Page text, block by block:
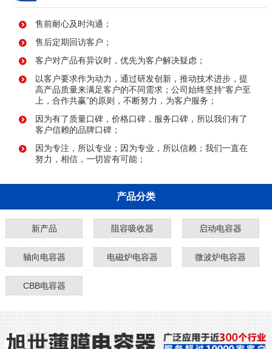
售前耐心及时沟通；
售后定期回访客户；
客户对产品有异议时，优先为客户解决疑虑；
以客户要求作为动力，通过研发创新，推动技术进步，提
高产品质量来满足客户的不同需求；公司始终坚持“客户至
上，合作共赢”的原则，不断努力，为客户服务；
因为有了质量口碑，价格口碑，服务口碑，所以我们有了
客户信赖的品牌口碑；
因为专注，所以专业；因为专业，所以信赖；我们一直在
努力，相信，一切皆有可能；
产品分类
新产品 阻容吸收器 启动电容器
轴向电容器 电磁炉电容器 微波炉电容器
CBB电容器